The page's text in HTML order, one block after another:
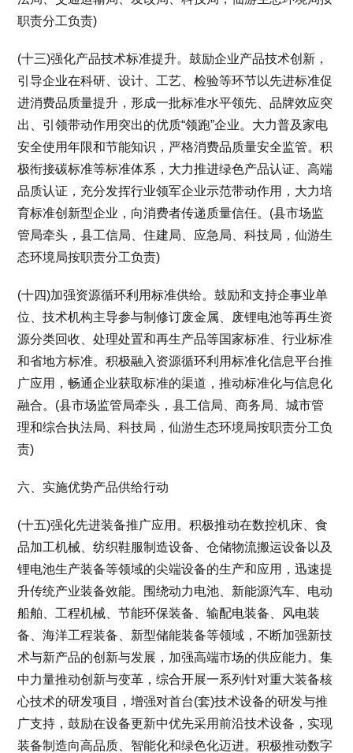
职责分工负责)
(十三)强化产品技术标准提升。鼓励企业产品技术创新，
引导企业在科研、设计、工艺、检验等环节以先进标准促
进消费品质量提升，形成一批标准水平领先、品牌效应突
出、引领带动作用突出的优质“领跑”企业。大力普及家电
安全使用年限和节能知识，严格消费品质量安全监管。积
极衔接碳标准等标准体系，大力推进绿色产品认证、高端
品质认证，充分发挥行业领军企业示范带动作用，大力培
育标准创新型企业，向消费者传递质量信任。(县市场监
管局牵头，县工信局、住建局、应急局、科技局，仙游生
态环境局按职责分工负责)
(十四)加强资源循环利用标准供给。鼓励和支持企事业单
位、技术机构主导参与制修订废金属、废锂电池等再生资
源分类回收、处理处置和再生产品等国家标准、行业标准
和省地方标准。积极融入资源循环利用标准化信息平台推
广应用，畅通企业获取标准的渠道，推动标准化与信息化
融合。(县市场监管局牵头，县工信局、商务局、城市管
理和综合执法局、科技局，仙游生态环境局按职责分工负
责)
六、实施优势产品供给行动
(十五)强化先进装备推广应用。积极推动在数控机床、食
品加工机械、纺织鞋服制造设备、仓储物流搬运设备以及
锂电池生产装备等领域的尖端设备的生产和应用，迅速提
升传统产业装备效能。围绕动力电池、新能源汽车、电动
船舶、工程机械、节能环保装备、输配电装备、风电装
备、海洋工程装备、新型储能装备等领域，不断加强新技
术与新产品的创新与发展，加强高端市场的供应能力。集
中力量推动创新与变革，综合开展一系列针对重大装备核
心技术的研发项目，增强对首台(套)技术设备的研发与推
广支持，鼓励在设备更新中优先采用前沿技术设备，实现
装备制造向高品质、智能化和绿色化迈进。积极推动数字